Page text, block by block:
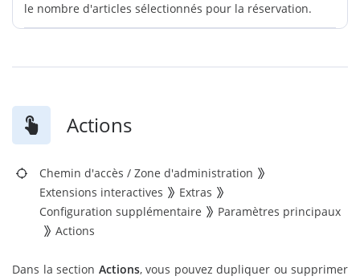
le nombre d'articles sélectionnés pour la réservation.
Actions
Chemin d'accès / Zone d'administration
Extensions interactives
Extras
Configuration supplémentaire
Paramètres principaux
Actions
Dans la section Actions, vous pouvez dupliquer ou supprimer